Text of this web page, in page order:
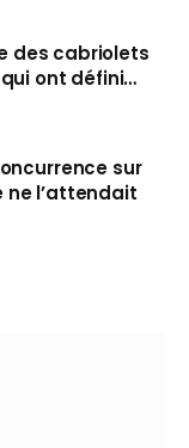
des cabriolets
ont défini
vent
sur
ne l’attendait